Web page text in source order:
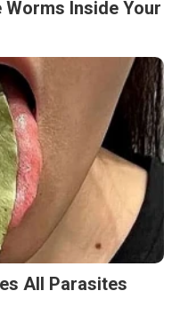
Worms Inside Your
All Parasites